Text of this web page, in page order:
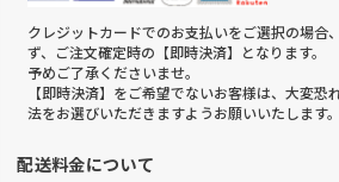
クレジットカードでのお支払いをご選択の場合
ず、ご注文確定時の【即時決済】となります。
予めご了承くださいませ。
【即時決済】をご希望でないお客様は、大変
法をお選びいただきますようお願いいたします。
配送料金について